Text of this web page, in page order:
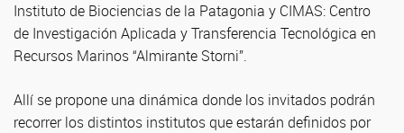
Instituto de Biociencias de la Patagonia y CIMAS: Centro
de Investigación Aplicada y Transferencia Tecnológica en
Recursos Marinos “Almirante Storni”.
Allí se propone una dinámica donde los invitados podrán
recorrer los distintos institutos que estarán definidos por